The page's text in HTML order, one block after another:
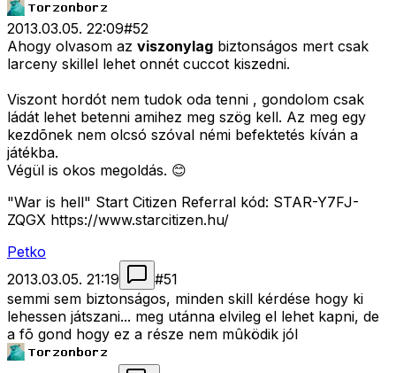
2013.03.05. 22:09#52
Ahogy olvasom az viszonylag biztonságos mert csak
larceny skillel lehet onnét cuccot kiszedni.
Viszont hordót nem tudok oda tenni , gondolom csak
ládát lehet betenni amihez meg szög kell. Az meg egy
kezdõnek nem olcsó szóval némi befektetés kíván a
játékba.
Végül is okos megoldás. 😊
"War is hell" Start Citizen Referral kód: STAR-Y7FJ-
ZQGX https://www.starcitizen.hu/
Petko
2013.03.05. 21:19
#51
semmi sem biztonságos, minden skill kérdése hogy ki
lehessen játszani... meg utánna elvileg el lehet kapni, de
a fõ gond hogy ez a része nem mûködik jól